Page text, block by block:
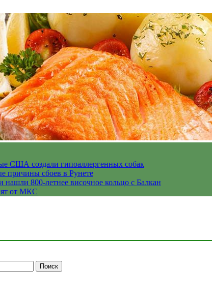
США создали гипоаллергенных собак
причины сбоев в Рунете
нашли 800-летнее височное кольцо с Балкан
от МКС